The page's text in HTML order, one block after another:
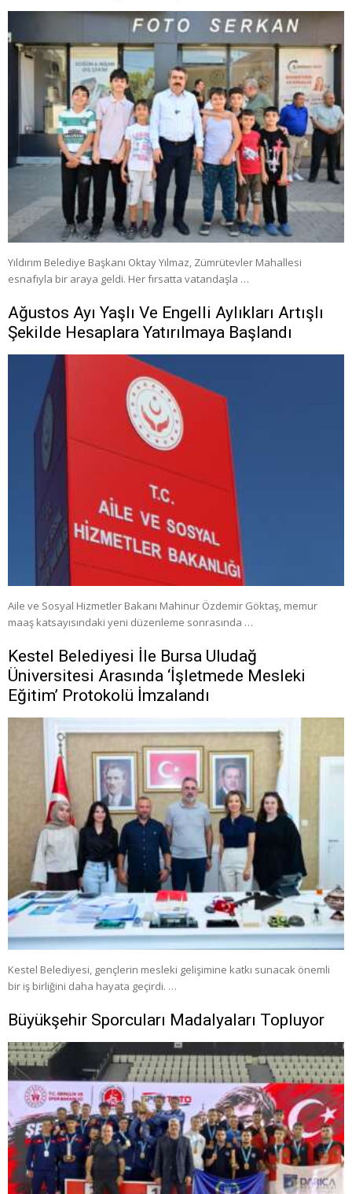
Yıldırım Belediye Başkanı Oktay Yılmaz, Zümrütevler Mahallesi
esnafıyla bir araya geldi. Her fırsatta vatandaşla …
Ağustos Ayı Yaşlı Ve Engelli Aylıkları Artışlı
Şekilde Hesaplara Yatırılmaya Başlandı
Aile ve Sosyal Hizmetler Bakanı Mahinur Özdemir Göktaş, memur
maaş katsayısındaki yeni düzenleme sonrasında …
Kestel Belediyesi İle Bursa Uludağ
Üniversitesi Arasında ‘İşletmede Mesleki
Eğitim’ Protokolü İmzalandı
Kestel Belediyesi, gençlerin mesleki gelişimine katkı sunacak önemli
bir iş birliğini daha hayata geçirdi. …
Büyükşehir Sporcuları Madalyaları Topluyor